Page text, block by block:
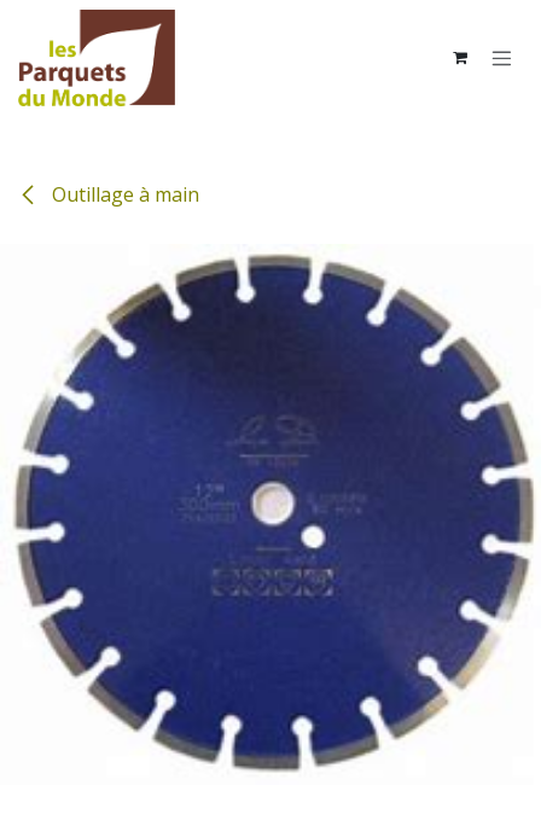
Se rendre au contenu
Outillage à main